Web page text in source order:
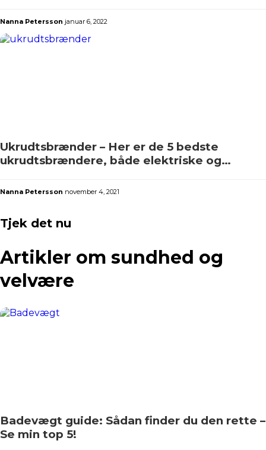
Nanna Petersson januar 6, 2022
Ukrudtsbrænder – Her er de 5 bedste
ukrudtsbrændere, både elektriske og
Nanna Petersson november 4, 2021
Tjek det nu
Artikler om sundhed og
velvære​
Badevægt guide: Sådan finder du den rette –
Se min top 5!